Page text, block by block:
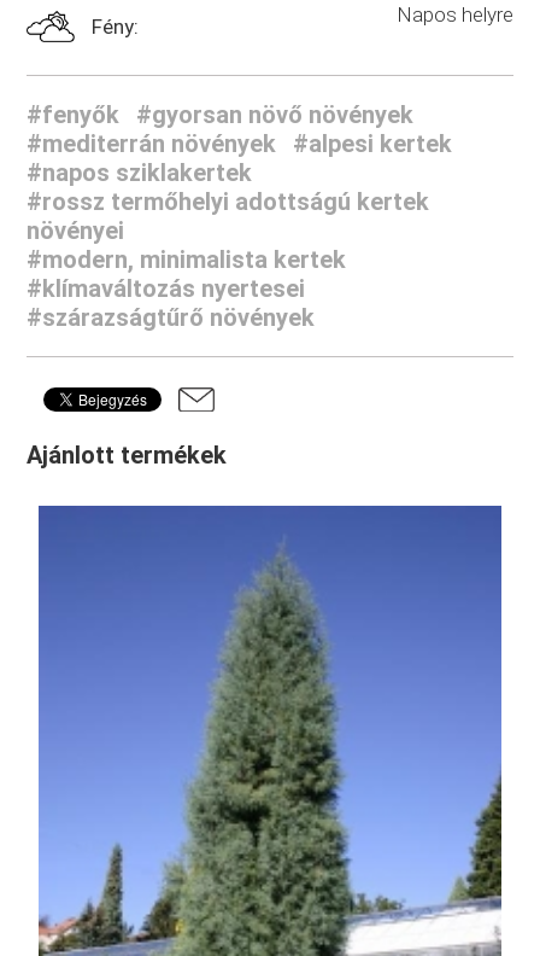
Fény: Napos helyre
#fenyők
#gyorsan növő növények
#mediterrán növények
#alpesi kertek
#napos sziklakertek
#rossz termőhelyi adottságú kertek
növényei
#modern, minimalista kertek
#klímaváltozás nyertesei
#szárazságtűrő növények
Ajánlott termékek